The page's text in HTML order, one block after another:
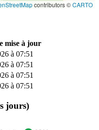
contributors ©CARTO
mise à jour
à 07:51
à 07:51
à 07:51
à 07:51
jours)